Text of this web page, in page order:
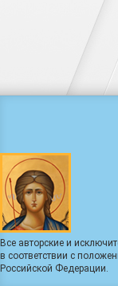
Все авторские и
в соответствии с
Российской Федерации.